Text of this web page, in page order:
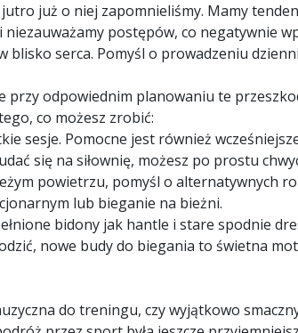
już o niej zapomnieliśmy. Mamy
postępów, co negatywnie
blisko serca. Pomyśl o prowadzeniu
przy odpowiednim planowaniu te
co możesz zrobić:
sesje. Pomocne jest również
się na siłownię, możesz po prostu
powietrzu, pomyśl o alternatywnych
lub bieganie na bieżni.
bidony jak hantle i stare spodnie
nowe budy do biegania to świetna
do treningu, czy wyjątkowo